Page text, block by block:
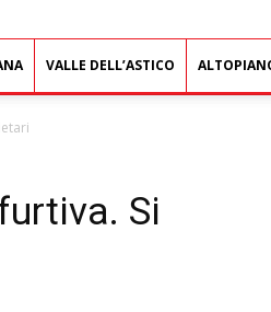
VALLE DELL’ASTICO
Si